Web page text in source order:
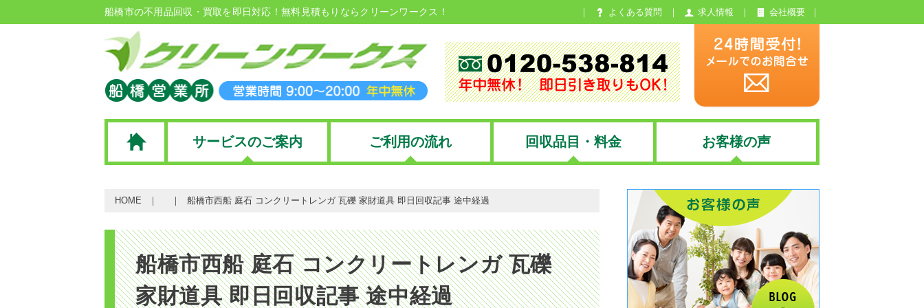
船橋市の不用品回収・買取を即日対応！無料見積もりならクリーンワークス！ よくある質問 求人情報 会社概要
サービスのご案内 ご利用の流れ 回収品目・料金 お客様の声
HOME 船橋市西船 庭石 コンクリートレンガ 瓦礫 家財道具 即日回収記事 途中経過
船橋市西船 庭石 コンクリートレンガ 瓦礫
家財道具 即日回収記事 途中経過